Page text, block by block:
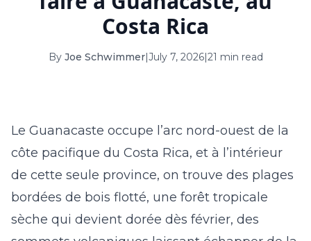
16 17 18 19 20 21 22
S M T W T F S
1 2 3 4 5
13 14 15 16 17 18 19
Costa Rica
By Joe Schwimmer|July 7, 2026|21 min read
Le Guanacaste occupe l’arc nord-ouest de la
côte pacifique du Costa Rica, et à l’intérieur
de cette seule province, on trouve des plages
bordées de bois flotté, une forêt tropicale
sèche qui devient dorée dès février, des